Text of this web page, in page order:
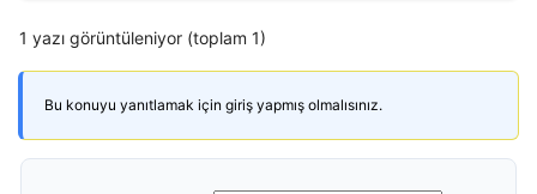
1 yazı görüntüleniyor (toplam 1)
Bu konuyu yanıtlamak için giriş yapmış olmalısınız.